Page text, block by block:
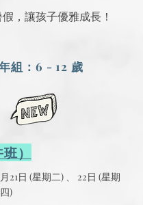
，讓孩子優雅成長！
組：6 - 12 歲
）
21日 (星期二) 、 22日 (星期
)